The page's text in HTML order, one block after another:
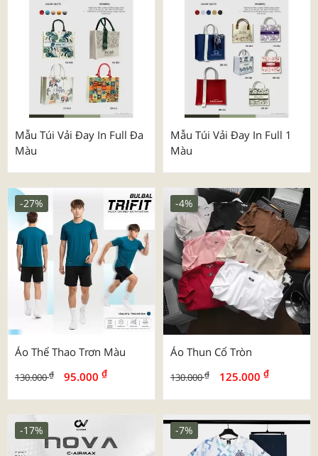
Mẫu Túi Vải Đay In Full Đa
Màu
Mẫu Túi Vải Đay In Full 1
Màu
Áo Thể Thao Trơn Màu
130.000₫ 95.000 ₫
-27%
Áo Thun Cổ Tròn
130.000₫ 125.000 ₫
-4%
-17% -7%